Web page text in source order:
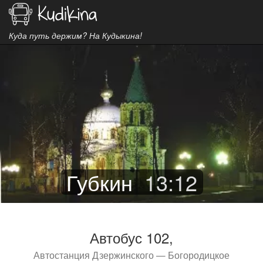
Куда путь держим? На Кудыкина!
Губкин 13:12
Автобус 102,
Автостанция Дзержинского — Богородицкое